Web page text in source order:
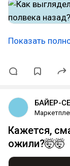
Показать
БАЙЕР-
Кажется,
ожили?🤯🤯